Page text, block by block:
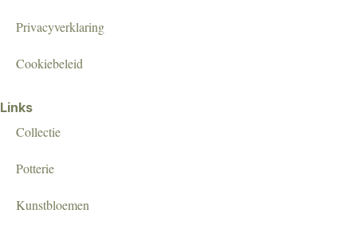
Privacyverklaring
Cookiebeleid
Links
Collectie
Potterie
Kunstbloemen